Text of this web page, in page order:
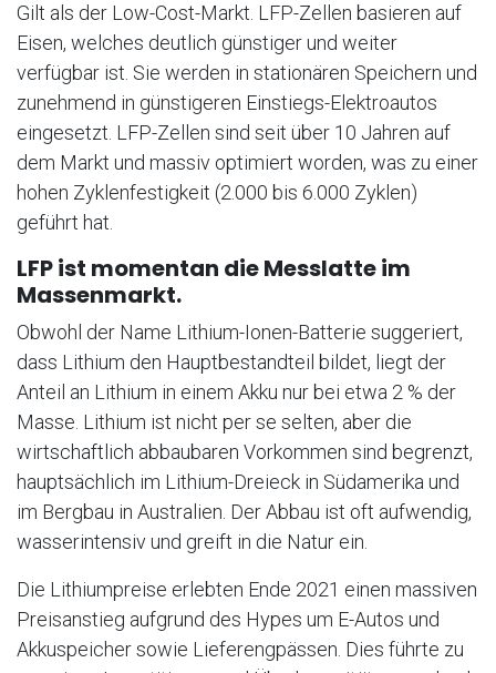
Gilt als der Low-Cost-Markt. LFP-Zellen basieren auf
Eisen, welches deutlich günstiger und weiter
verfügbar ist. Sie werden in stationären Speichern und
zunehmend in günstigeren Einstiegs-Elektroautos
eingesetzt. LFP-Zellen sind seit über 10 Jahren auf
dem Markt und massiv optimiert worden, was zu einer
hohen Zyklenfestigkeit (2.000 bis 6.000 Zyklen)
geführt hat.
LFP ist momentan die Messlatte im
Massenmarkt.
Obwohl der Name Lithium-Ionen-Batterie suggeriert,
dass Lithium den Hauptbestandteil bildet, liegt der
Anteil an Lithium in einem Akku nur bei etwa 2 % der
Masse. Lithium ist nicht per se selten, aber die
wirtschaftlich abbaubaren Vorkommen sind begrenzt,
hauptsächlich im Lithium-Dreieck in Südamerika und
im Bergbau in Australien. Der Abbau ist oft aufwendig,
wasserintensiv und greift in die Natur ein.
Die Lithiumpreise erlebten Ende 2021 einen massiven
Preisanstieg aufgrund des Hypes um E-Autos und
Akkuspeicher sowie Lieferengpässen. Dies führte zu